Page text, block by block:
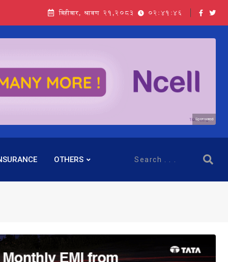
बिहीबार, श्रावण २१,२०८३ 02:41:47
Sponsored
OTHERS